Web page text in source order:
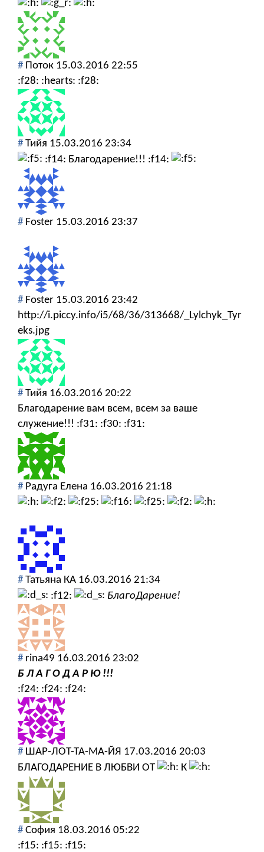
# Поток 15.03.2016 22:55
:f28: :hearts: :f28:
# Тийя 15.03.2016 23:34
:f14: Благодарение!!! :f14:
# Foster 15.03.2016 23:37
# Foster 15.03.2016 23:42
http://i.piccy.info/i5/68/36/313668/_Lylchyk_Tyr
eks.jpg
# Тийя 16.03.2016 20:22
Благодарение вам всем, всем за ваше
служение!!! :f31: :f30: :f31:
# Радуга Елена 16.03.2016 21:18
# Татьяна КА 16.03.2016 21:34
:f12:
БлагоДарение!
# rina49 16.03.2016 23:02
Б Л А Г О Д А Р Ю !!!
:f24: :f24: :f24:
# ШАР-ЛОТ-ТА-МА-ЙЯ 17.03.2016 20:03
БЛАГОДАРЕНИЕ В ЛЮБВИ ОТ
К
# София 18.03.2016 05:22
:f15: :f15: :f15: